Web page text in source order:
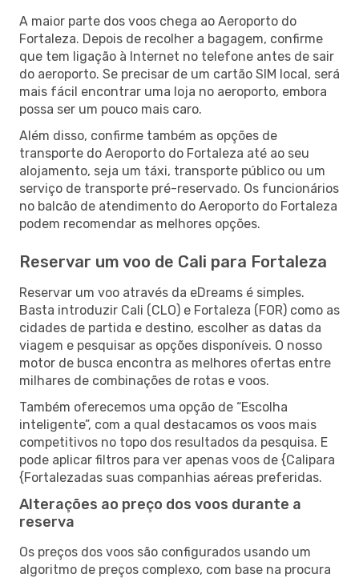
A maior parte dos voos chega ao Aeroporto do
Fortaleza. Depois de recolher a bagagem, confirme
que tem ligação à Internet no telefone antes de sair
do aeroporto. Se precisar de um cartão SIM local, será
mais fácil encontrar uma loja no aeroporto, embora
possa ser um pouco mais caro.
Além disso, confirme também as opções de
transporte do Aeroporto do Fortaleza até ao seu
alojamento, seja um táxi, transporte público ou um
serviço de transporte pré-reservado. Os funcionários
no balcão de atendimento do Aeroporto do Fortaleza
podem recomendar as melhores opções.
Reservar um voo de Cali para Fortaleza
Reservar um voo através da eDreams é simples.
Basta introduzir Cali (CLO) e Fortaleza (FOR) como as
cidades de partida e destino, escolher as datas da
viagem e pesquisar as opções disponíveis. O nosso
motor de busca encontra as melhores ofertas entre
milhares de combinações de rotas e voos.
Também oferecemos uma opção de “Escolha
inteligente”, com a qual destacamos os voos mais
competitivos no topo dos resultados da pesquisa. E
pode aplicar filtros para ver apenas voos de {Calipara
{Fortalezadas suas companhias aéreas preferidas.
Alterações ao preço dos voos durante a
reserva
Os preços dos voos são configurados usando um
algoritmo de preços complexo, com base na procura